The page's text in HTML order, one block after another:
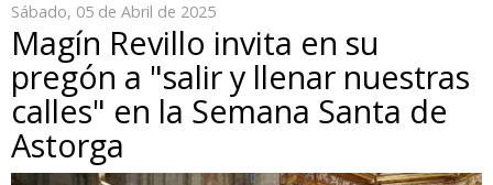
Sábado, 05 de Abril de 2025
Magín Revillo invita en su
pregón a "salir y llenar nuestras
calles" en la Semana Santa de
Astorga